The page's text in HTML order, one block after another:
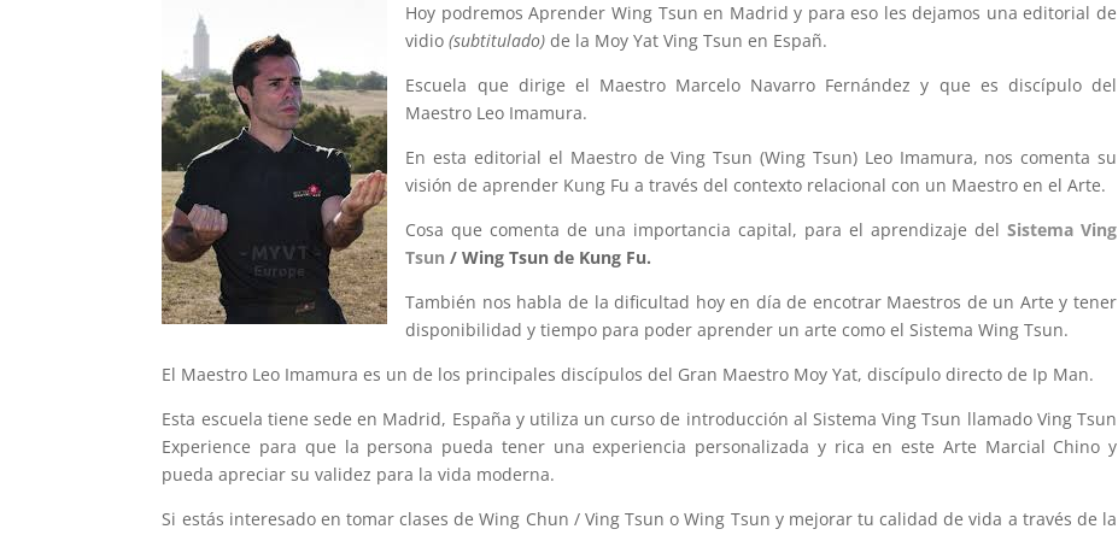
Hoy podremos Aprender Wing Tsun en Madrid y para eso les dejamos una editorial de
vidio(subtitulado) de la Moy Yat Ving Tsun en Españ.
Escuela que dirige el Maestro Marcelo Navarro Fernández y que es discípulo del
Maestro Leo Imamura.
En esta editorial el Maestro de Ving Tsun (Wing Tsun) Leo Imamura, nos comenta su
visión de aprender Kung Fu a través del contexto relacional con un Maestro en el Arte.
Cosa que comenta de una importancia capital, para el aprendizaje delSistema Ving
Tsun / Wing Tsun de Kung Fu.
También nos habla de la dificultad hoy en día de encotrar Maestros de un Arte y tener
disponibilidad y tiempo para poder aprender un arte como el Sistema Wing Tsun.
El Maestro Leo Imamura es un de los principales discípulos del Gran Maestro Moy Yat, discípulo directo de Ip Man.
Esta escuela tiene sede en Madrid, España y utiliza un curso de introducción al Sistema Ving Tsun llamado Ving Tsun
Experience para que la persona pueda tener una experiencia personalizada y rica en este Arte Marcial Chino y
pueda apreciar su validez para la vida moderna.
Si estás interesado en tomar clases de Wing Chun / Ving Tsun o Wing Tsun y mejorar tu calidad de vida a través de la